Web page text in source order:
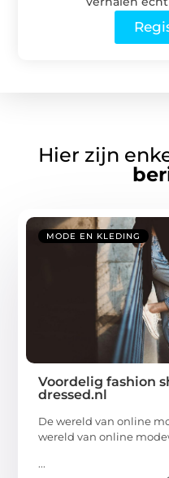
Hier zijn
MODE EN KLEDING
Voordelig fashion
dressed.nl
De wereld van online
wereld van online
...